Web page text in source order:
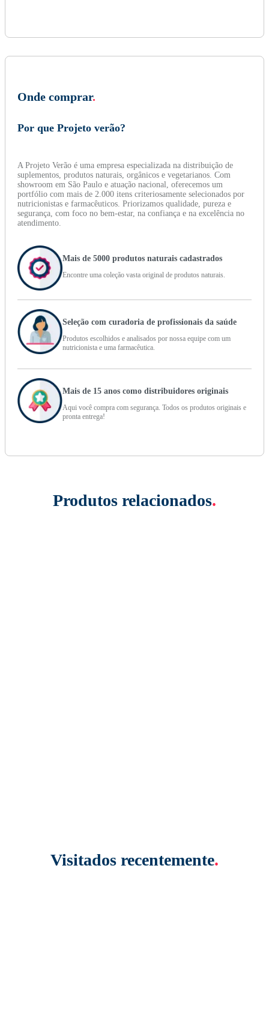
Onde comprar.
Por que Projeto verão?
A Projeto Verão é uma empresa especializada na distribuição de
suplementos, produtos naturais, orgânicos e vegetarianos. Com
showroom em São Paulo e atuação nacional, oferecemos um
portfólio com mais de 2.000 itens criteriosamente selecionados por
nutricionistas e farmacêuticos. Priorizamos qualidade, pureza e
segurança, com foco no bem-estar, na confiança e na excelência no
atendimento.
Mais de 5000 produtos naturais cadastrados
Encontre uma coleção vasta original de produtos naturais.
Seleção com curadoria de profissionais da saúde
Produtos escolhidos e analisados por nossa equipe com um
nutricionista e uma farmacêutica.
Mais de 15 anos como distribuidores originais
Aqui você compra com segurança. Todos os produtos originais e
pronta entrega!
Produtos relacionados.
Visitados recentemente.